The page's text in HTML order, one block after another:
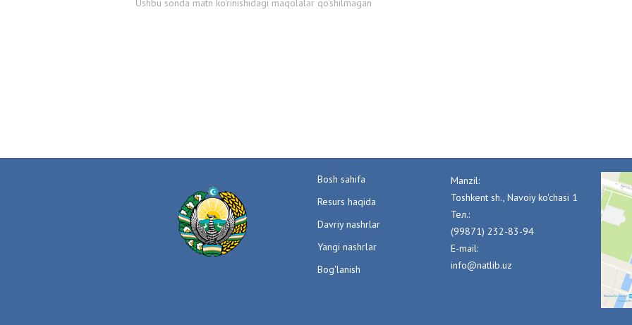
Ushbu sonda matn ko'rinishidagi maqolalar qo'shilmagan
Bosh sahifa
Resurs haqida
Davriy nashrlar
Yangi nashrlar
Bog'lanish
Manzil:
Toshkent sh., Navoiy ko'chasi 1
Тел.:
(99871) 232-83-94
E-mail:
info@natlib.uz